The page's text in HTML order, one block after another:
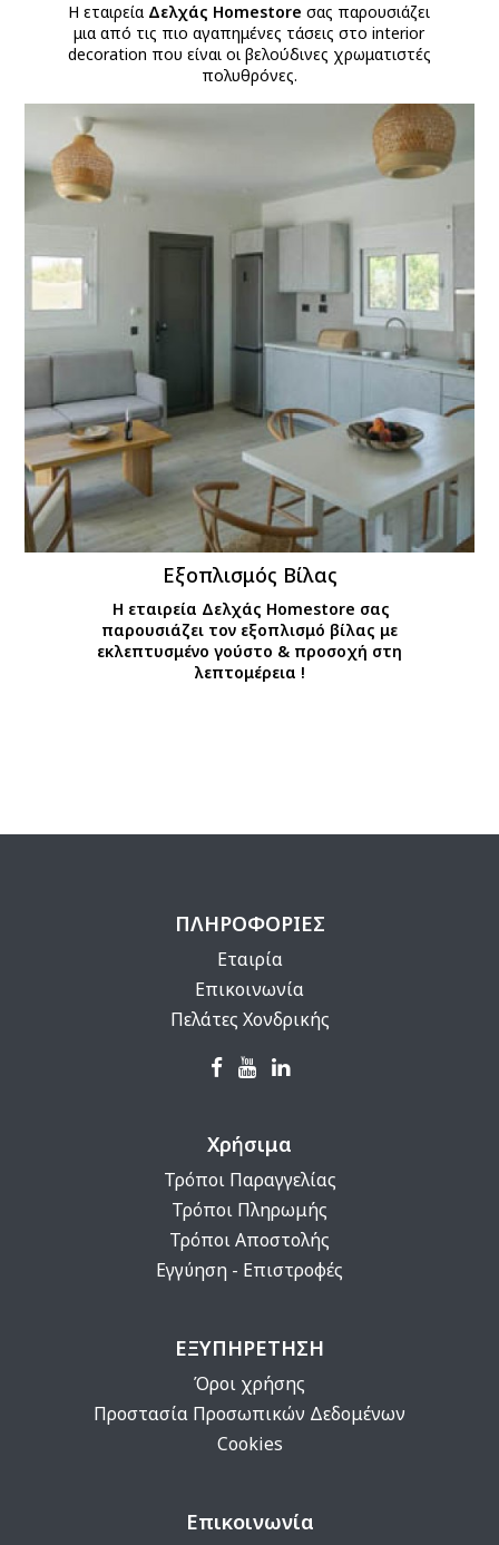
Η εταιρεία Δελχάς Homestore σας παρουσιάζει
μια από τις πιο αγαπημένες τάσεις στο interior
decoration που είναι οι βελούδινες χρωματιστές
πολυθρόνες.
Εξοπλισμός Βίλας
Η εταιρεία Δελχάς Homestore σας
παρουσιάζει τον εξοπλισμό βίλας με
εκλεπτυσμένο γούστο & προσοχή στη
λεπτομέρεια !
ΠΛΗΡΟΦΟΡΙΕΣ
Εταιρία
Επικοινωνία
Πελάτες Χονδρικής
Χρήσιμα
Τρόποι Παραγγελίας
Τρόποι Πληρωμής
Τρόποι Αποστολής
Εγγύηση - Επιστροφές
ΕΞΥΠΗΡΕΤΗΣΗ
Όροι χρήσης
Προστασία Προσωπικών Δεδομένων
Cookies
Επικοινωνία